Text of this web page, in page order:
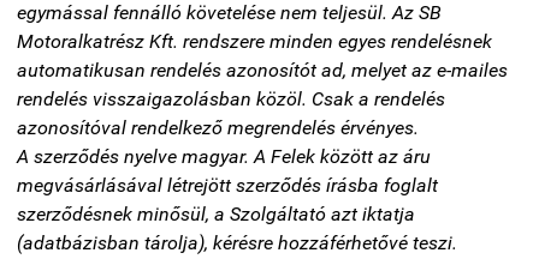
egymással fennálló követelése nem teljesül. Az SB
Motoralkatrész Kft. rendszere minden egyes rendelésnek
automatikusan rendelés azonosítót ad, melyet az e-mailes
rendelés visszaigazolásban közöl. Csak a rendelés
azonosítóval rendelkező megrendelés érvényes.
A szerződés nyelve magyar. A Felek között az áru
megvásárlásával létrejött szerződés írásba foglalt
szerződésnek minősül, a Szolgáltató azt iktatja
(adatbázisban tárolja), kérésre hozzáférhetővé teszi.